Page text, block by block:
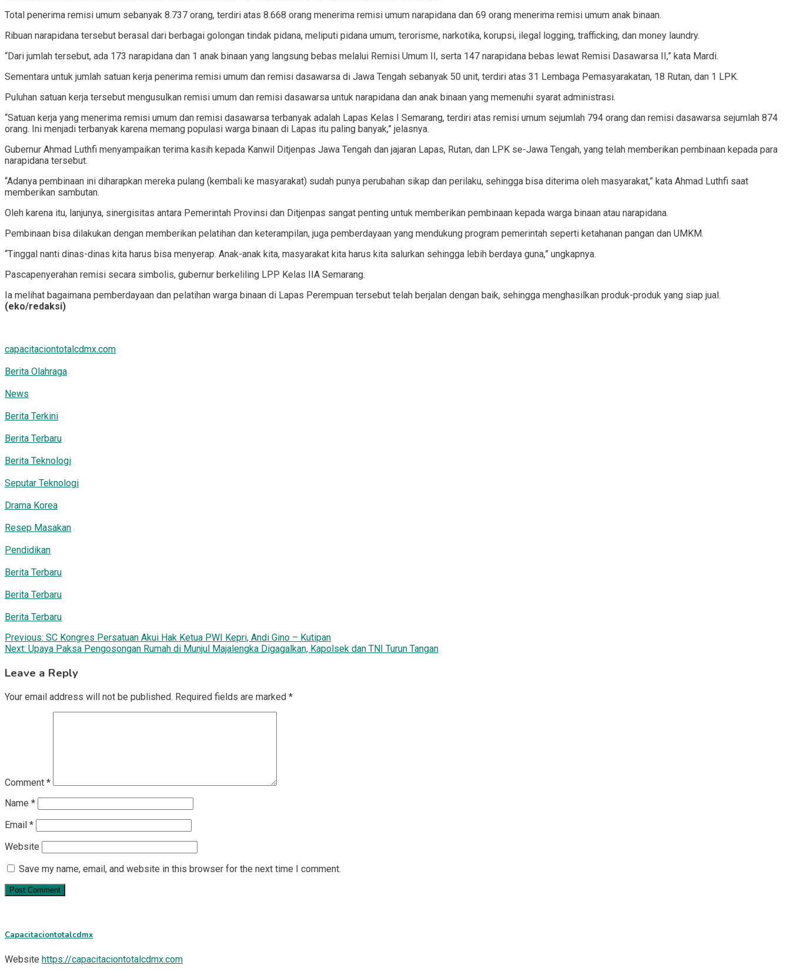
Total penerima remisi umum sebanyak 8.737 orang, terdiri atas 8.668 orang menerima remisi umum narapidana dan 69 orang menerima remisi umum anak binaan.
Ribuan narapidana tersebut berasal dari berbagai golongan tindak pidana, meliputi pidana umum, terorisme, narkotika, korupsi, ilegal logging, trafficking, dan money laundry.
“Dari jumlah tersebut, ada 173 narapidana dan 1 anak binaan yang langsung bebas melalui Remisi Umum II, serta 147 narapidana bebas lewat Remisi Dasawarsa II,” kata Mardi.
Sementara untuk jumlah satuan kerja penerima remisi umum dan remisi dasawarsa di Jawa Tengah sebanyak 50 unit, terdiri atas 31 Lembaga Pemasyarakatan, 18 Rutan, dan 1 LPK.
Puluhan satuan kerja tersebut mengusulkan remisi umum dan remisi dasawarsa untuk narapidana dan anak binaan yang memenuhi syarat administrasi.
“Satuan kerja yang menerima remisi umum dan remisi dasawarsa terbanyak adalah Lapas Kelas I Semarang, terdiri atas remisi umum sejumlah 794 orang dan remisi dasawarsa sejumlah 874
orang. Ini menjadi terbanyak karena memang populasi warga binaan di Lapas itu paling banyak,” jelasnya.
Gubernur Ahmad Luthfi menyampaikan terima kasih kepada Kanwil Ditjenpas Jawa Tengah dan jajaran Lapas, Rutan, dan LPK se-Jawa Tengah, yang telah memberikan pembinaan kepada para
narapidana tersebut.
“Adanya pembinaan ini diharapkan mereka pulang (kembali ke masyarakat) sudah punya perubahan sikap dan perilaku, sehingga bisa diterima oleh masyarakat,” kata Ahmad Luthfi saat
memberikan sambutan.
Oleh karena itu, lanjunya, sinergisitas antara Pemerintah Provinsi dan Ditjenpas sangat penting untuk memberikan pembinaan kepada warga binaan atau narapidana.
Pembinaan bisa dilakukan dengan memberikan pelatihan dan keterampilan, juga pemberdayaan yang mendukung program pemerintah seperti ketahanan pangan dan UMKM.
“Tinggal nanti dinas-dinas kita harus bisa menyerap. Anak-anak kita, masyarakat kita harus kita salurkan sehingga lebih berdaya guna,” ungkapnya.
Pascapenyerahan remisi secara simbolis, gubernur berkeliling LPP Kelas IIA Semarang.
Ia melihat bagaimana pemberdayaan dan pelatihan warga binaan di Lapas Perempuan tersebut telah berjalan dengan baik, sehingga menghasilkan produk-produk yang siap jual.
(eko/redaksi)
capacitaciontotalcdmx.com
Berita Olahraga
News
Berita Terkini
Berita Terbaru
Berita Teknologi
Seputar Teknologi
Drama Korea
Resep Masakan
Pendidikan
Berita Terbaru
Berita Terbaru
Berita Terbaru
Post
navigation
Previous: SC Kongres Persatuan Akui Hak Ketua PWI Kepri, Andi Gino – Kutipan
Next: ‎Upaya Paksa Pengosongan Rumah di Munjul Majalengka Digagalkan, Kapolsek dan TNI Turun Tangan‎‎
Leave a Reply
Your email address will not be published. Required fields are marked *
Comment *
Name *
Email *
Website
Save my name, email, and website in this browser for the next time I comment.
Capacitaciontotalcdmx
Website https://capacitaciontotalcdmx.com